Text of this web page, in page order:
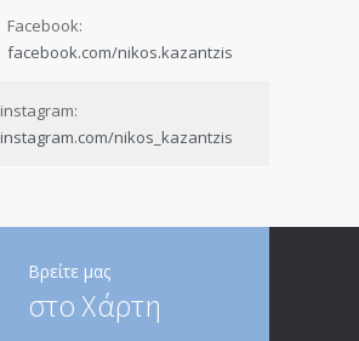
Facebook:
facebook.com/nikos.kazantzis
instagram:
instagram.com/nikos_kazantzis
Βρείτε μας
στο Χάρτη